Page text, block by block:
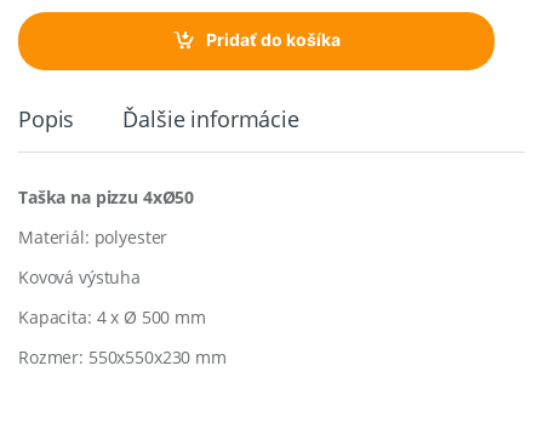
t
i
Pridať do košíka
Popis Ďalšie informácie
Taška na pizzu 4xØ50
Materiál: polyester
Kovová výstuha
Kapacita: 4 x Ø 500 mm
Rozmer: 550x550x230 mm